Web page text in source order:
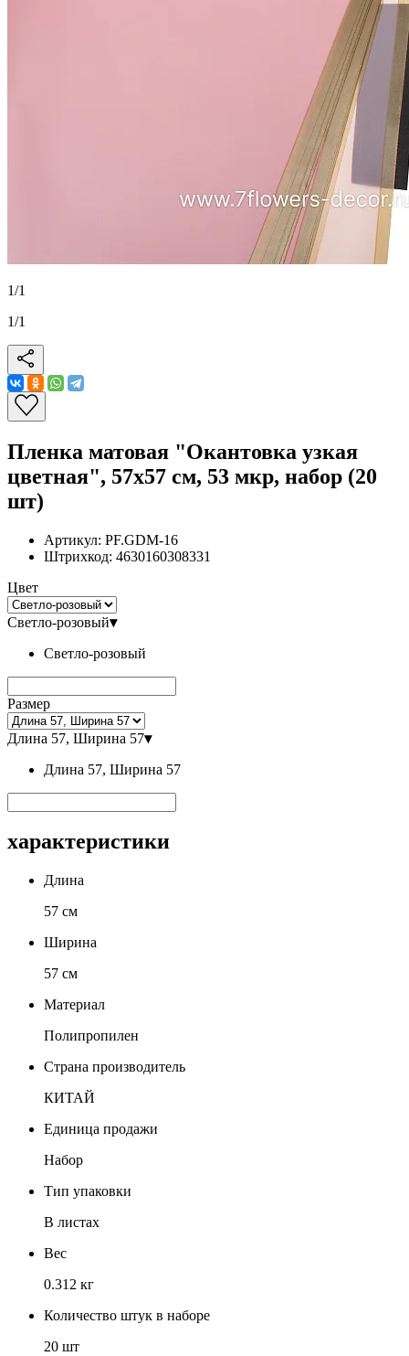
1/1
1/1
Пленка матовая "Окантовка узкая
цветная", 57x57 см, 53 мкр, набор (20
шт)
Артикул: PF.GDM-16
Штрихкод: 4630160308331
Цвет
Светло-розовый▾
Светло-розовый
Размер
Длина 57, Ширина 57▾
Длина 57, Ширина 57
характеристики
Длина
57 см
Ширина
57 см
Материал
Полипропилен
Страна производитель
КИТАЙ
Единица продажи
Набор
Тип упаковки
В листах
Вес
0.312 кг
Количество штук в наборе
20 шт